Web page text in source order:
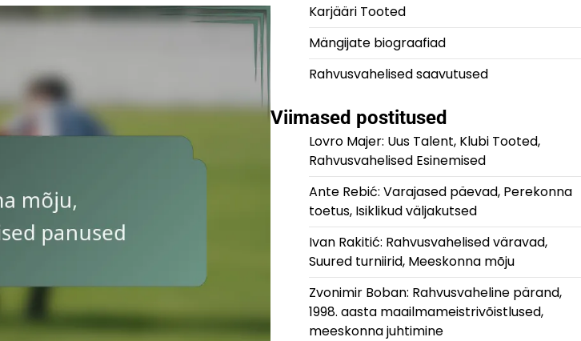
Karjääri Tooted
Mängijate biograafiad
Rahvusvahelised saavutused
Viimased postitused
Lovro Majer: Uus Talent, Klubi Tooted,
Rahvusvahelised Esinemised
Ante Rebić: Varajased päevad, Perekonna
toetus, Isiklikud väljakutsed
Ivan Rakitić: Rahvusvahelised väravad,
Suured turniirid, Meeskonna mõju
Zvonimir Boban: Rahvusvaheline pärand,
1998. aasta maailmameistrivõistlused,
meeskonna juhtimine